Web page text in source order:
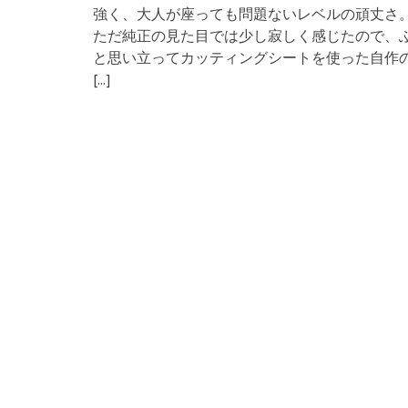
強く、大人が座っても問題ないレベルの頑丈さ。
ただ純正の見た目では少し寂しく感じたので、
と思い立ってカッティングシートを使った自作
[...]